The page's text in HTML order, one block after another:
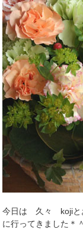
今日は 久々 kojiと
に行ってきました＊